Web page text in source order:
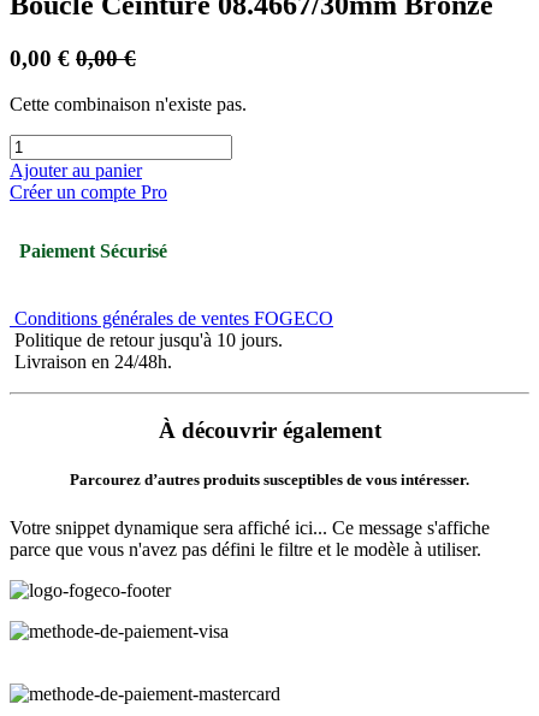
0,00 € 0,00€
Cette combinaison n'existe pas.
Ajouter au panier
Créer un compte Pro
Paiement Sécurisé
Conditions générales de ventes FOGECO
Politique de retour jusqu'à 10 jours.
Livraison en 24/48h.
À découvrir également
Parcourez d’autres produits susceptibles de vous intéresser.
Votre snippet dynamique sera affiché ici... Ce message s'affiche
parce que vous n'avez pas défini le filtre et le modèle à utiliser.